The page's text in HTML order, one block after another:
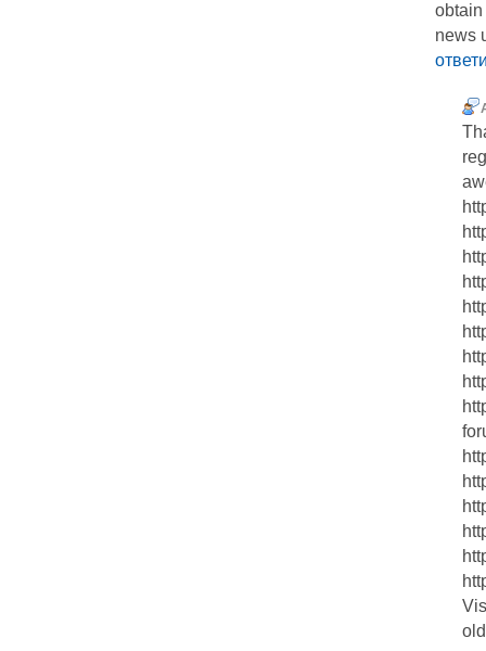
obtain
news